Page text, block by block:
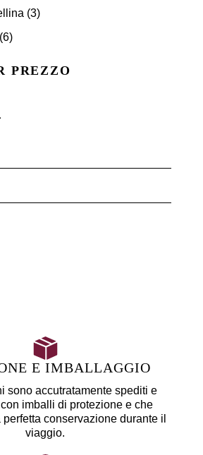
(3)
(6)
PREZZO
E IMBALLAGGIO
sono accutratamente spediti e
imballi di protezione e che
conservazione durante il
viaggio.